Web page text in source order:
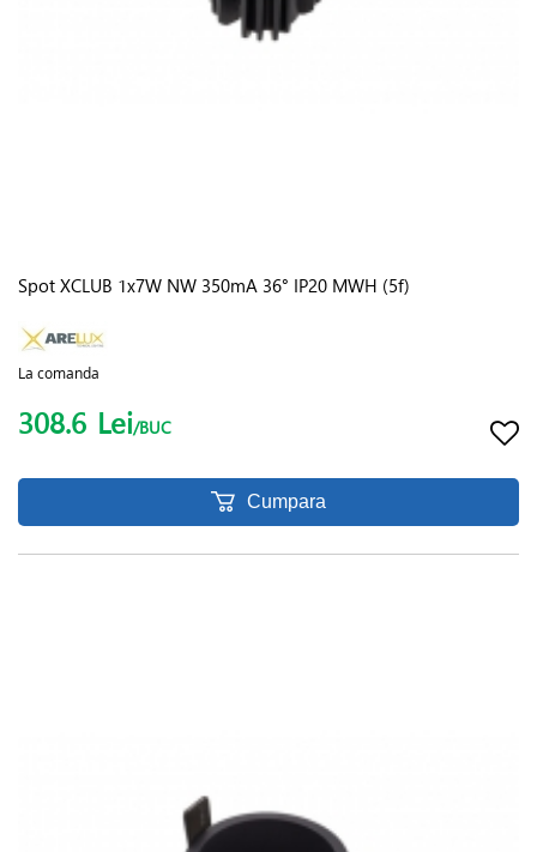
Spot XCLUB 1x7W NW 350mA 36° IP20 MWH (5f)
La comanda
308.6 Lei/BUC
Cumpara